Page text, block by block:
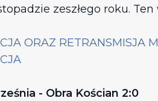
zeszłego roku.
ORAZ RETRANSMISJA
- Obra Kościan 2:0